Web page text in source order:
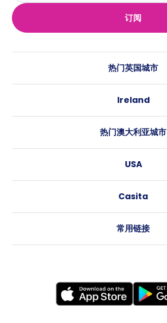
订阅
热门英国城市
格拉斯哥
爱丁堡
利兹
布里斯托
卡迪夫
布拉德福德
纽卡斯尔
Ireland
都柏林
热门澳大利亚城市
布里斯班
阿德莱德
USA
洛杉矶
Casita
常用链接